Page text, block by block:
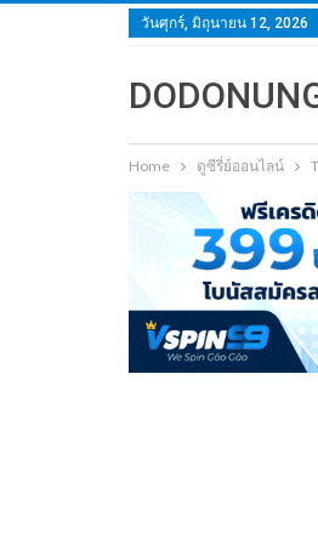
วันศุกร์, มิถุนายน 12, 2026
Home ดูซีรี่ย์ออนไลน์